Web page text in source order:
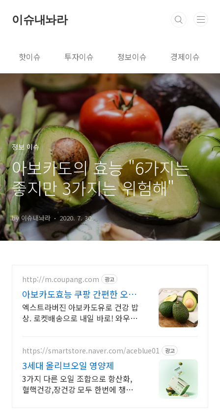
이슈내놔라
핫이슈 투자이슈 정보이슈 경제이슈
정보 이슈
아보카도의 효능 "6가지는
좋지만 3가지는 위험해"
by 이슈내놔라 2020. 7. 30.
http://m.coupang.com 광고
아보카도효능 쿠팡 간편한 오일
캡슐
엑스트라버진 아보카도유로 건강 밥
상. 로켓배송으로 내일 바로! 와우회
https://smartstore.naver.com/aceblue01 광고
3세대 올리브오일 영양제
3가지 다른 오일 조합으로 항산화,
혈핵건강,장건강 모두 한번에 챙기